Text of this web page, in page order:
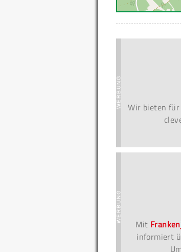
Wir bieten für
Mit
informiert